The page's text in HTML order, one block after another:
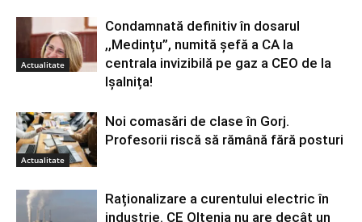
Actualitate
Condamnată definitiv în dosarul
,,Medințu”, numită șefă a CA la
centrala invizibilă pe gaz a CEO de la
Ișalnița!
Actualitate
Noi comasări de clase în Gorj.
Profesorii riscă să rămână fără posturi
Raționalizare a curentului electric în
industrie. CE Oltenia nu are decât un